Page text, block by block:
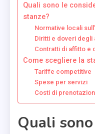
Quali sono le
stanze?
Normative locali
Diritti e doveri degli
Contratti di affitto e
Come scegliere la
Tariffe competitive
Spese per servizi
Costi di
Quali